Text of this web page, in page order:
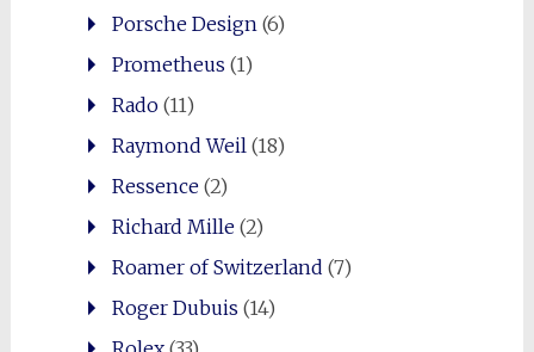
Porsche Design (6)
Prometheus (1)
Rado(11)
Raymond Weil (18)
Ressence(2)
Richard Mille(2)
Roamer of Switzerland (7)
Roger Dubuis (14)